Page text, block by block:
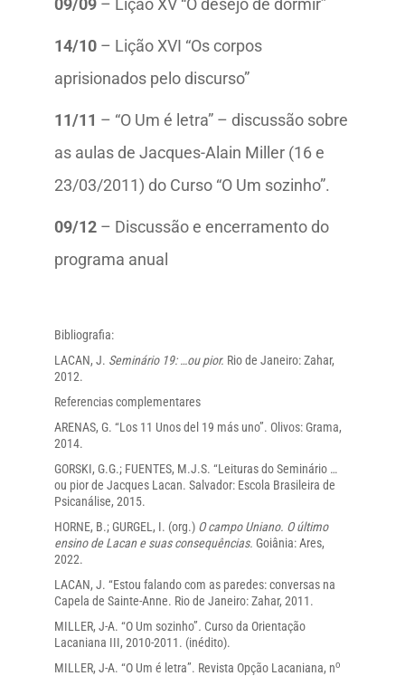
09/09 – Lição XV “O desejo de dormir”
14/10 – Lição XVI “Os corpos
aprisionados pelo discurso”
11/11 – “O Um é letra” – discussão sobre
as aulas de Jacques-Alain Miller (16 e
23/03/2011) do Curso “O Um sozinho”.
09/12 – Discussão e encerramento do
programa anual
Bibliografia:
LACAN, J. Seminário 19: …ou pior. Rio de Janeiro: Zahar,
2012.
Referencias complementares
ARENAS, G. “Los 11 Unos del 19 más uno”. Olivos: Grama,
2014.
GORSKI, G.G.; FUENTES, M.J.S. “Leituras do Seminário …
ou pior de Jacques Lacan. Salvador: Escola Brasileira de
Psicanálise, 2015.
HORNE, B.; GURGEL, I. (org.) O campo Uniano. O último
ensino de Lacan e suas consequências. Goiânia: Ares,
2022.
LACAN, J. “Estou falando com as paredes: conversas na
Capela de Sainte-Anne. Rio de Janeiro: Zahar, 2011.
MILLER, J-A. “O Um sozinho”. Curso da Orientação
Lacaniana III, 2010-2011. (inédito).
MILLER, J-A. “O Um é letra”. Revista Opção Lacaniana, no